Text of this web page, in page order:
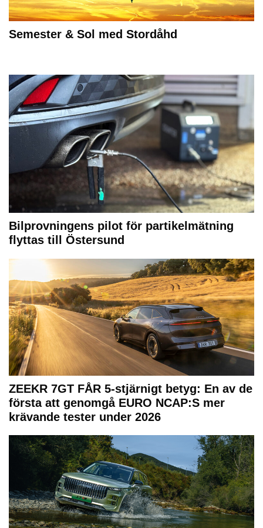
Semester & Sol med Stordåhd
Bilprovningens pilot för partikelmätning
flyttas till Östersund
ZEEKR 7GT FÅR 5-stjärnigt betyg: En av de
första att genomgå EURO NCAP:S mer
krävande tester under 2026